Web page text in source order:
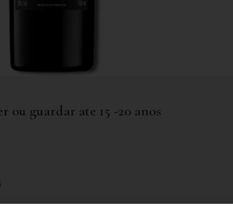
ou guardar ate 15 -20 anos